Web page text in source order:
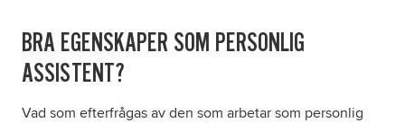
BRA EGENSKAPER SOM PERSONLIG
ASSISTENT?
Vad som efterfrågas av den som arbetar som personlig